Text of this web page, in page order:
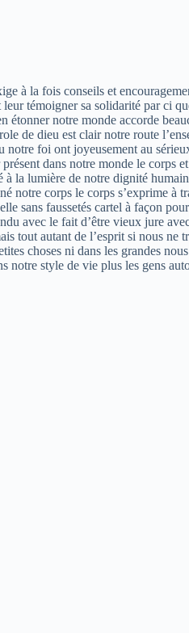
à la fois conseils et
témoigner sa solidarité par ci
étonner notre monde accorde
de dieu est clair notre route
foi ont joyeusement au
dans notre monde le corps
la lumière de notre dignité
notre corps le corps s’exprime
sans faussetés cartel à façon
avec le fait d’être vieux jure
tout autant de l’esprit si nous
choses ni dans les grandes
style de vie plus les gens